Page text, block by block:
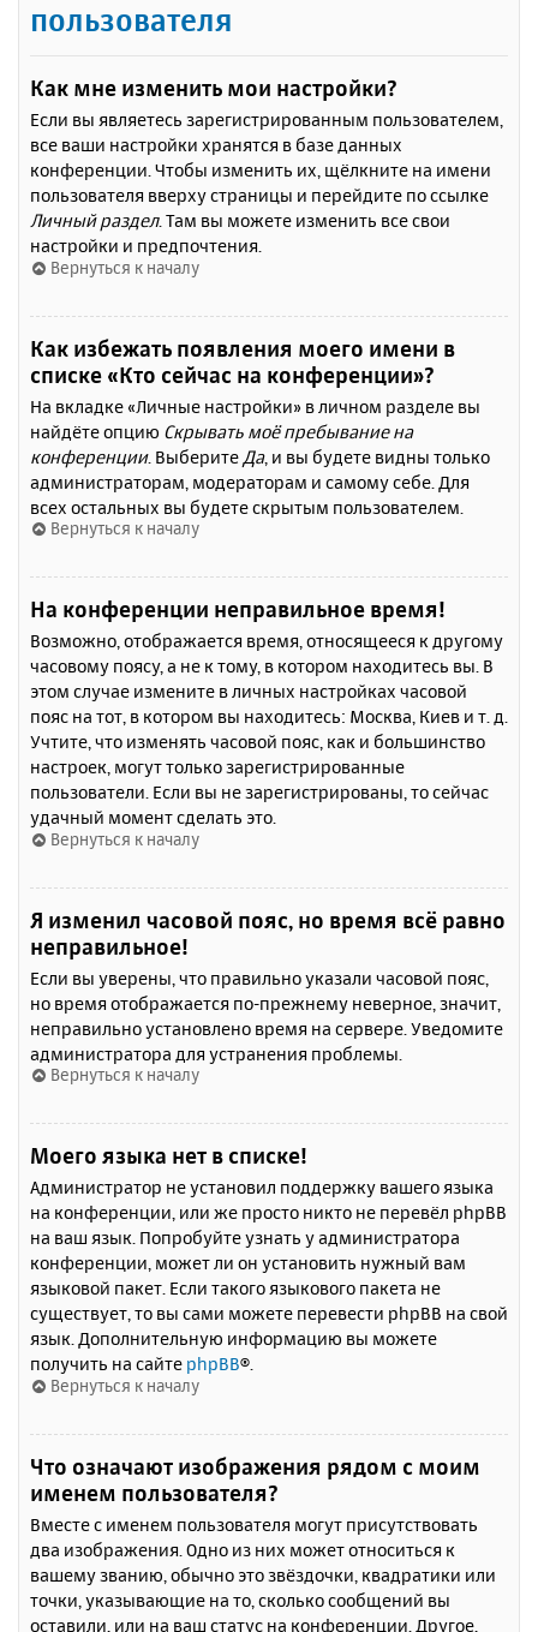
пользователя
Как мне изменить мои настройки?
Если вы являетесь зарегистрированным пользователем,
все ваши настройки хранятся в базе данных
конференции. Чтобы изменить их, щёлкните на имени
пользователя вверху страницы и перейдите по ссылке
Личный раздел. Там вы можете изменить все свои
настройки и предпочтения.
Вернуться к началу
Как избежать появления моего имени в
списке «Кто сейчас на конференции»?
На вкладке «Личные настройки» в личном разделе вы
найдёте опцию Скрывать моё пребывание на
конференции. Выберите Да, и вы будете видны только
администраторам, модераторам и самому себе. Для
всех остальных вы будете скрытым пользователем.
Вернуться к началу
На конференции неправильное время!
Возможно, отображается время, относящееся к другому
часовому поясу, а не к тому, в котором находитесь вы. В
этом случае измените в личных настройках часовой
пояс на тот, в котором вы находитесь: Москва, Киев и т. д.
Учтите, что изменять часовой пояс, как и большинство
настроек, могут только зарегистрированные
пользователи. Если вы не зарегистрированы, то сейчас
удачный момент сделать это.
Вернуться к началу
Я изменил часовой пояс, но время всё равно
неправильное!
Если вы уверены, что правильно указали часовой пояс,
но время отображается по-прежнему неверное, значит,
неправильно установлено время на сервере. Уведомите
администратора для устранения проблемы.
Вернуться к началу
Моего языка нет в списке!
Администратор не установил поддержку вашего языка
на конференции, или же просто никто не перевёл phpBB
на ваш язык. Попробуйте узнать у администратора
конференции, может ли он установить нужный вам
языковой пакет. Если такого языкового пакета не
существует, то вы сами можете перевести phpBB на свой
язык. Дополнительную информацию вы можете
получить на сайте phpBB®.
Вернуться к началу
Что означают изображения рядом с моим
именем пользователя?
Вместе с именем пользователя могут присутствовать
два изображения. Одно из них может относиться к
вашему званию, обычно это звёздочки, квадратики или
точки, указывающие на то, сколько сообщений вы
оставили, или на ваш статус на конференции. Другое,